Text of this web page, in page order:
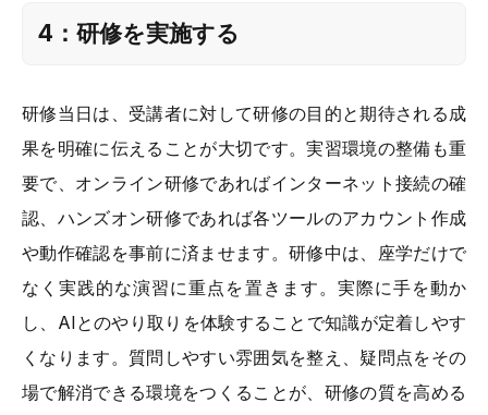
4：研修を実施する
研修当日は、受講者に対して研修の目的と期待される成
果を明確に伝えることが大切です。実習環境の整備も重
要で、オンライン研修であればインターネット接続の確
認、ハンズオン研修であれば各ツールのアカウント作成
や動作確認を事前に済ませます。研修中は、座学だけで
なく実践的な演習に重点を置きます。実際に手を動か
し、AIとのやり取りを体験することで知識が定着しやす
くなります。質問しやすい雰囲気を整え、疑問点をその
場で解消できる環境をつくることが、研修の質を高める